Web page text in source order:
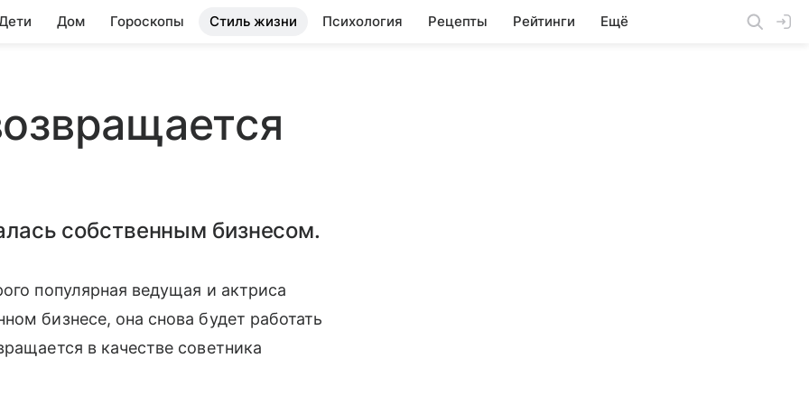
Дом Гороскопы Стиль жизни Психология Рецепты Рейтинги Ещё
собственным бизнесом.
популярная ведущая и актриса
бизнесе, она снова будет работать
в качестве советника